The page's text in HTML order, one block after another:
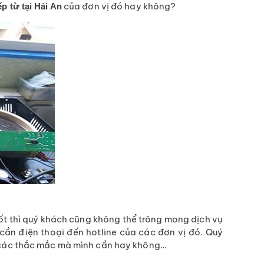
từ tại Hải Ancủa đơn vị đó hay không?
thì quý khách cũng không thể trông mong dịch vụ
điện thoại đến hotline của các đơn vị đó. Quý
thắc mắc mà mình cần hay không…